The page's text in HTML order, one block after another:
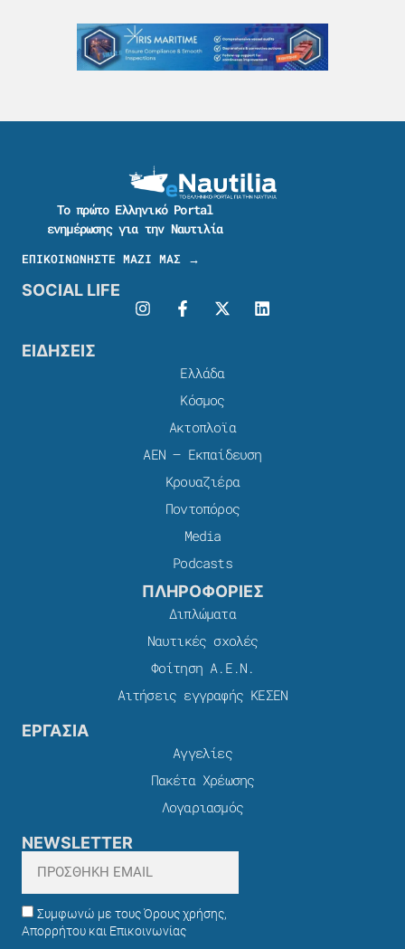
Το πρώτο Ελληνικό Portal
ενημέρωσης για την Ναυτιλία
ΕΠΙΚΟΙΝΩΝΗΣΤΕ ΜΑΖΙ ΜΑΣ →
SOCIAL LIFE
ΕΙΔΗΣΕΙΣ
Ελλάδα
Κόσμος
Ακτοπλοϊα
ΑΕΝ – Εκπαίδευση
Κρουαζιέρα
Ποντοπόρος
Media
Podcasts
ΠΛΗΡΟΦΟΡΙΕΣ
Διπλώματα
Ναυτικές σχολές
Φοίτηση Α.Ε.Ν.
Αιτήσεις εγγραφής ΚΕΣΕΝ
ΕΡΓΑΣΙΑ
Αγγελίες
Πακέτα Χρέωσης​
Λογαριασμός
NEWSLETTER
Συμφωνώ με τους Όρους χρήσης,
Απορρήτου και Επικοινωνίας